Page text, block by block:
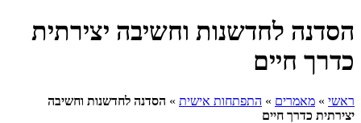
הסדנה לחדשנות וחשיבה יצירתית
כדרך חיים
ראשי » מאמרים » התפתחות אישית » הסדנה לחדשנות וחשיבה
יצירתית כדרך חיים